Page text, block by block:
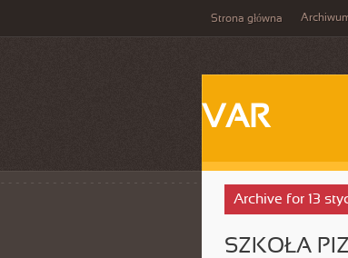
Strona główna
VAR
Archive for 13
SZKOŁA